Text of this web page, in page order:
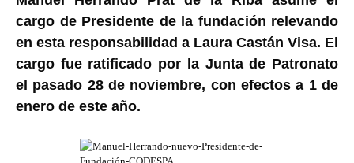
cargo de Presidente de la fundación relevando
en esta responsabilidad a Laura Castán Visa. El
cargo fue ratificado por la Junta de Patronato
el pasado 28 de noviembre, con efectos a 1 de
enero de este año.